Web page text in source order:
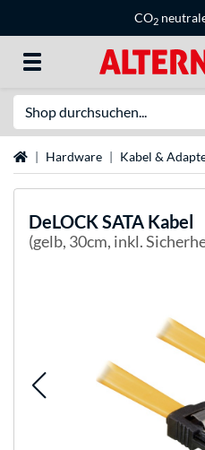
CO2
StartseiteHardware Kabel &
DeLOCKSATA Kabel
(gelb, 30cm, inkl.